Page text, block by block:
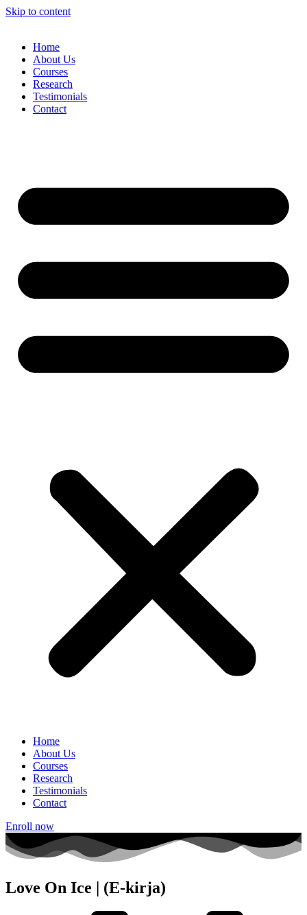
Skip to content
Home
About Us
Courses
Research
Testimonials
Contact
Home
About Us
Courses
Research
Testimonials
Contact
Enroll now
Love On Ice | (E-kirja)